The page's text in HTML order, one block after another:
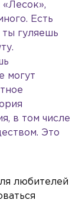
«Лесок»,
Есть
ты гуляешь
могут
в том числе
Это
любителей